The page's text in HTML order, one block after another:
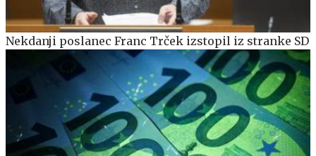
Nekdanji poslanec Franc Trček izstopil iz stranke SD